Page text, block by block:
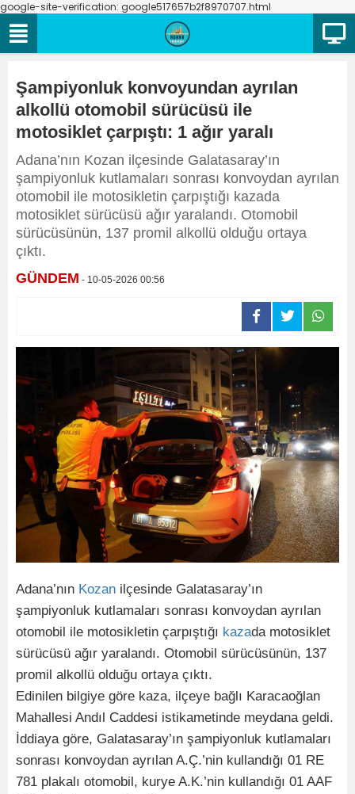
google-site-verification: google517657b2f8970707.html
Şampiyonluk konvoyundan ayrılan
alkollü otomobil sürücüsü ile
motosiklet çarpıştı: 1 ağır yaralı
Adana’nın Kozan ilçesinde Galatasaray’ın
şampiyonluk kutlamaları sonrası konvoydan ayrılan
otomobil ile motosikletin çarpıştığı kazada
motosiklet sürücüsü ağır yaralandı. Otomobil
sürücüsünün, 137 promil alkollü olduğu ortaya
çıktı.
GÜNDEM - 10-05-2026 00:56
Adana’nın Kozan ilçesinde Galatasaray’ın
şampiyonluk kutlamaları sonrası konvoydan ayrılan
otomobil ile motosikletin çarpıştığı kazada motosiklet
sürücüsü ağır yaralandı. Otomobil sürücüsünün, 137
promil alkollü olduğu ortaya çıktı.
Edinilen bilgiye göre kaza, ilçeye bağlı Karacaoğlan
Mahallesi Andıl Caddesi istikametinde meydana geldi.
İddiaya göre, Galatasaray’ın şampiyonluk kutlamaları
sonrası konvoydan ayrılan A.Ç.’nin kullandığı 01 RE
781 plakalı otomobil, kurye A.K.’nin kullandığı 01 AAF